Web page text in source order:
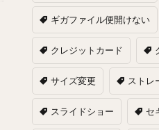
ギガファイル便開けない
クレジットカード
サイズ変更 ストレ
スライドショー セ